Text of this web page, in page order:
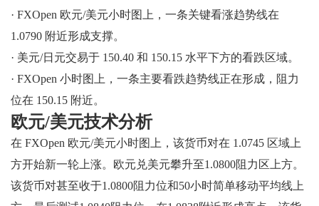
· FXOpen 欧元/美元小时图上，一条关键看涨趋势线在
1.0790 附近形成支撑。
· 美元/日元交易于 150.40 和 150.15 水平下方的看跌区域。
· FXOpen 小时图上，一条主要看跌趋势线正在形成，阻力
位在 150.15 附近。
欧元/美元技术分析
在 FXOpen 欧元/美元小时图上，该货币对在 1.0745 区域上
方开始新一轮上涨。欧元兑美元攀升至1.0800阻力区上方。
该货币对甚至收于1.0800阻力位和50小时简单移动平均线上